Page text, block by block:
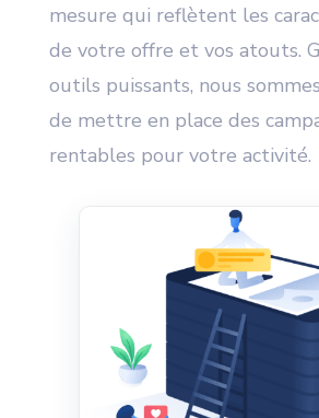
mesure qui reflètent les
de votre offre et vos atouts.
outils puissants, nous
de mettre en place des
rentables pour votre activité.